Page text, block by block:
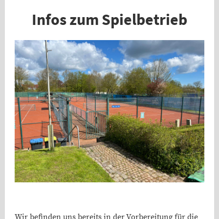
Infos zum Spielbetrieb